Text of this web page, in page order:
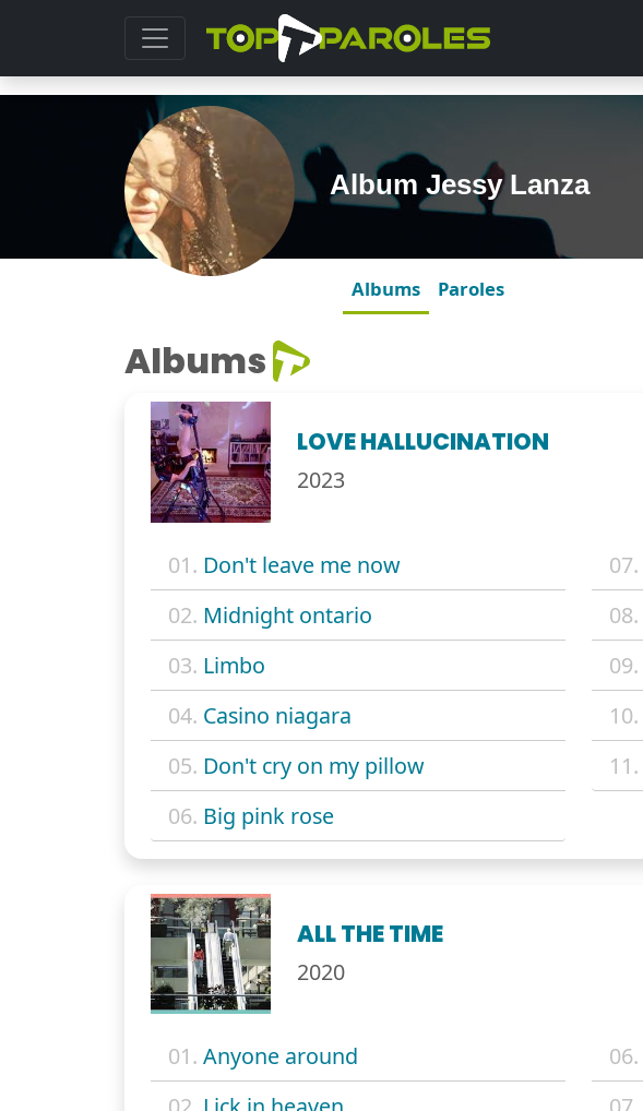
Album Jessy Lanza
Albums Paroles
Albums
LOVE HALLUCINATION
2023
01. Don't leave me now
02. Midnight ontario
03. Limbo
04. Casino niagara
05. Don't cry on my pillow
06. Big pink rose
07.
08.
09.
10.
11.
ALL THE TIME
2020
01. Anyone around
06.